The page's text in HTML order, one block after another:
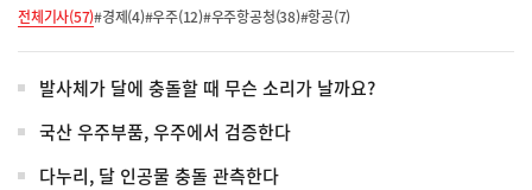
전체기사(57)#경제(4)#우주(12)#우주항공청(38)#항공(7)
발사체가 달에 충돌할 때 무슨 소리가 날까요?
국산 우주부품, 우주에서 검증한다
다누리, 달 인공물 충돌 관측한다